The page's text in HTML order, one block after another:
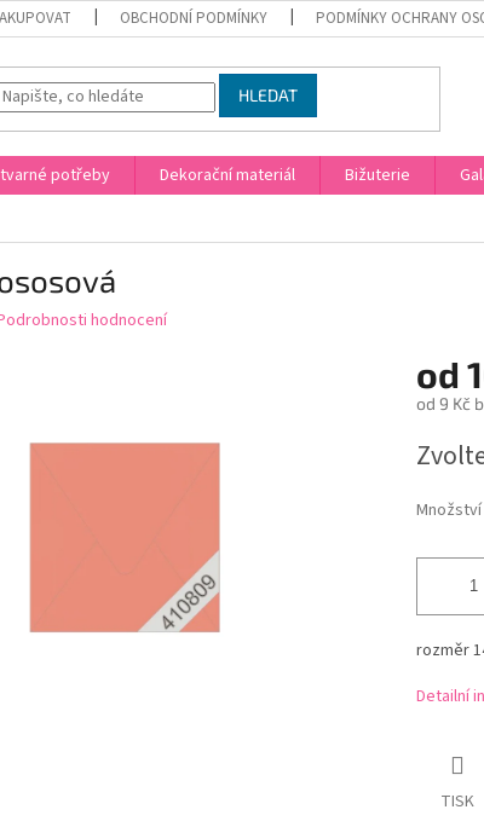
OBCHODNÍ PODMÍNKY PODMÍNKY OCHRANY
HLEDAT
potřeby Dekorační materiál Bižuterie
hodnocení
od
od 9 Kč
cena:
Množství
rozměr
Detailní
TISK